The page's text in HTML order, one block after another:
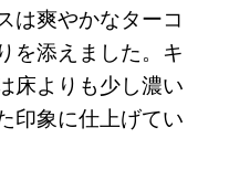
は爽やかなターコ
を添えました。キ
床よりも少し濃い
印象に仕上げてい